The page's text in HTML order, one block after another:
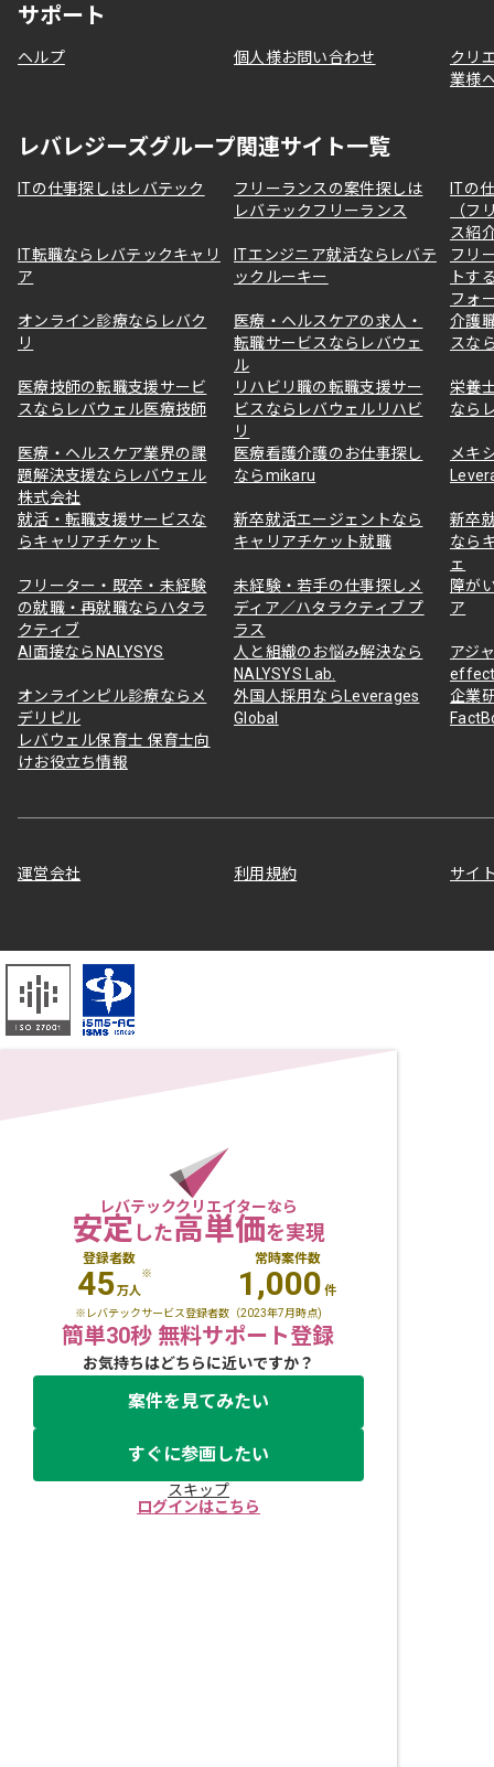
サポート
ヘルプ 個人様お問い合わせ
クリ
業様
レバレジーズグループ関連サイト一覧
ITの仕事探しはレバテック
フリーランスの案件探しは
レバテックフリーランス
ITの
（フ
ス紹
IT転職ならレバテックキャリ
ア
ITエンジニア就活ならレバテ
ックルーキー
フリ
トす
フォ
オンライン診療ならレバク
リ
医療・ヘルスケアの求人・
転職サービスならレバウェ
ル
介護
スな
医療技師の転職支援サービ
スならレバウェル医療技師
リハビリ職の転職支援サー
ビスならレバウェルリハビ
リ
栄養
なら
医療・ヘルスケア業界の課
題解決支援ならレバウェル
株式会社
医療看護介護のお仕事探し
ならmikaru
メキ
就活・転職支援サービスな
らキャリアチケット
新卒就活エージェントなら
キャリアチケット就職
新卒
なら
ェ
フリーター・既卒・未経験
の就職・再就職ならハタラ
クティブ
未経験・若手の仕事探しメ
ディア／ハタラクティブ プ
ラス
障が
ア
AI面接ならNALYSYS
人と組織のお悩み解決なら
NALYSYS Lab.
アジ
オンラインピル診療ならメ
デリピル
外国人採用ならLeverages
Global
企業
レバウェル保育士 保育士向
けお役立ち情報
運営会社 利用規約 サイ
レバテッククリエイターなら
安定した高単価を実現
登録者数
45万人
※
常時案件数
1,000 件
※レバテックサービス登録者数（2023年7月時点)
簡単30秒 無料サポート登録
お気持ちはどちらに近いですか？
案件を見てみたい
すぐに参画したい
スキップ
ログインはこちら